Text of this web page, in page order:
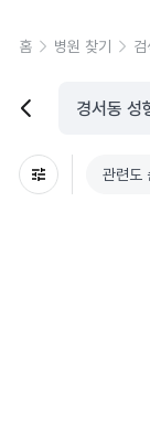
홈 병원 찾기
관련도